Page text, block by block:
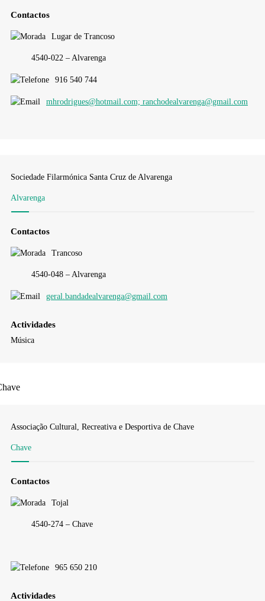
Contactos
Lugar de Trancoso
4540-022 – Alvarenga
916 540 744
mhrodrigues@hotmail.com; ranchodealvarenga@gmail.com
Sociedade Filarmónica Santa Cruz de Alvarenga
Alvarenga
Contactos
Trancoso
4540-048 – Alvarenga
geral.bandadealvarenga@gmail.com
Actividades
Música
Associação Cultural, Recreativa e Desportiva de Chave
Chave
Contactos
Tojal
4540-274 – Chave
965 650 210
Actividades